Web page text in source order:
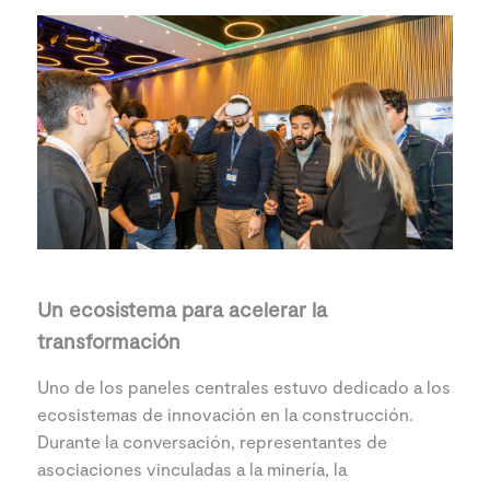
Un ecosistema para acelerar la
transformación
Uno de los paneles centrales estuvo dedicado a los
ecosistemas de innovación en la construcción.
Durante la conversación, representantes de
asociaciones vinculadas a la minería, la